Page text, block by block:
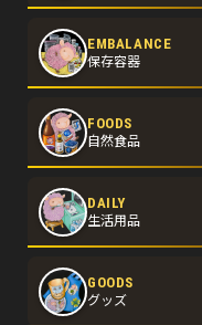
EMBALANCE
保存容器
FOODS
自然食品
DAILY
生活用品
GOODS
グッズ